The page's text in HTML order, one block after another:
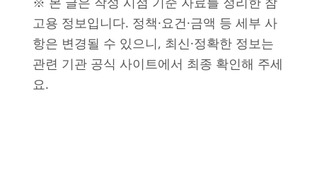
고용 정보입니다. 정책·요건·금액 등 세부 사
항은 변경될 수 있으니, 최신·정확한 정보는
관련 기관 공식 사이트에서 최종 확인해 주세
요.